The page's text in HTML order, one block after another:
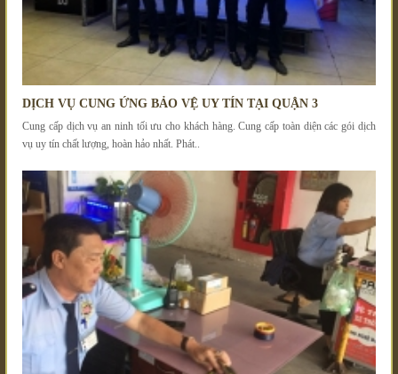
DỊCH VỤ CUNG ỨNG BẢO VỆ UY TÍN TẠI QUẬN 3
Cung cấp dịch vụ an ninh tối ưu cho khách hàng. Cung cấp toàn diện các gói dịch
vụ uy tín chất lượng, hoàn hảo nhất. Phát..